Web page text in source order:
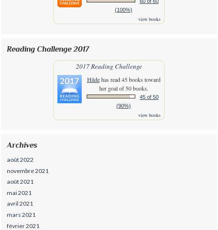
(100%)
view books
Reading Challenge 2017
2017 Reading Challenge
Hildehas read 45 books toward
her goal of 50 books.
45 of 50
(90%)
view books
Archives
août 2022
novembre 2021
août 2021
mai 2021
avril 2021
mars 2021
février 2021